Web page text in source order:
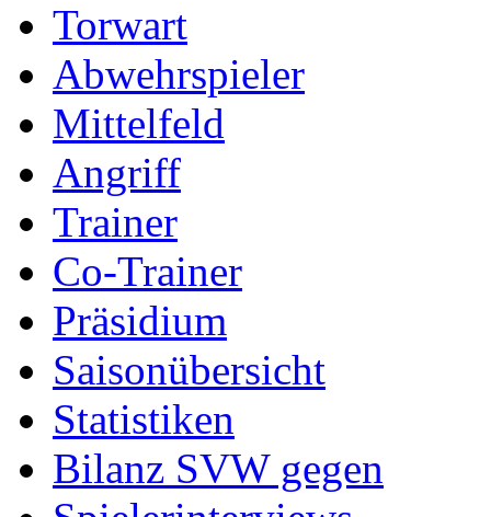
Torwart
Abwehrspieler
Mittelfeld
Angriff
Trainer
Co-Trainer
Präsidium
Saisonübersicht
Statistiken
Bilanz SVW gegen